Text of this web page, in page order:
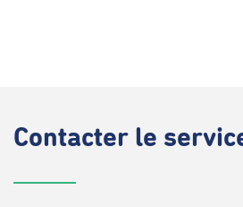
Contacter le